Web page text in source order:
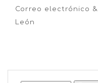
Correo electrónico &
León